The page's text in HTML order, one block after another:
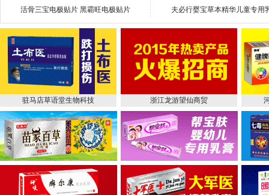
活骨三宝电极贴片 黑霸旺电极贴片
夫必行婴宝草本精华儿童专用
驻马店草语堂生物科技 浙江龙游望仙商贸